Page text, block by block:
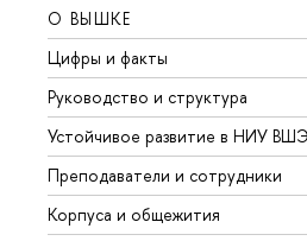
О ВЫШКЕ
Цифры и факты
Руководство и структура
Устойчивое развитие в НИУ ВШЭ
Преподаватели и сотрудники
Корпуса и общежития